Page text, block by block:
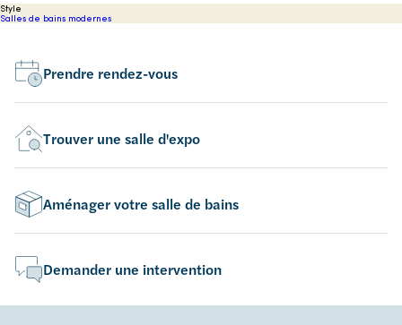
Style
Salles de bains modernes
Prendre rendez-vous
Trouver une salle d'expo
Aménager votre salle de bains
Demander une intervention